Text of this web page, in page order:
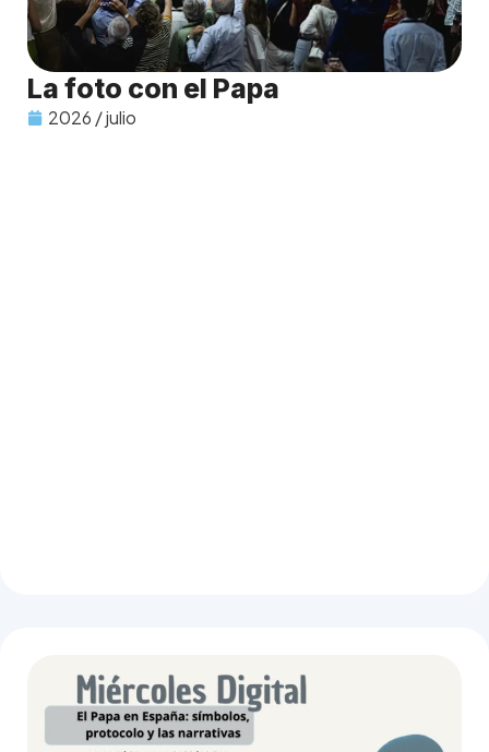
La foto con el Papa
2026 / julio